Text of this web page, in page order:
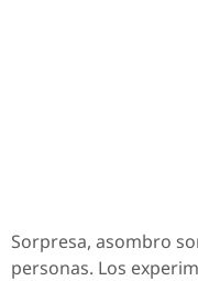
Sorpresa, asombro
personas. Los